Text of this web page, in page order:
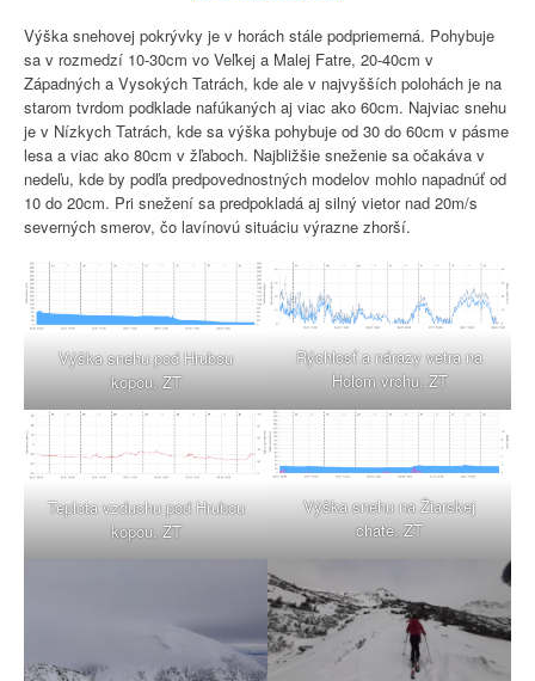
Výška snehovej pokrývky je v horách stále podpriemerná. Pohybuje
sa v rozmedzí 10-30cm vo Veľkej a Malej Fatre, 20-40cm v
Západných a Vysokých Tatrách, kde ale v najvyšších polohách je na
starom tvrdom podklade nafúkaných aj viac ako 60cm. Najviac snehu
je v Nízkych Tatrách, kde sa výška pohybuje od 30 do 60cm v pásme
lesa a viac ako 80cm v žľaboch. Najbližšie sneženie sa očakáva v
nedeľu, kde by podľa predpovednostných modelov mohlo napadnúť od
10 do 20cm. Pri snežení sa predpokladá aj silný vietor nad 20m/s
severných smerov, čo lavínovú situáciu výrazne zhorší.
Výška snehu pod Hrubou
kopou, ZT
Rýchlosť a nárazy vetra na
Holom vrchu, ZT
Teplota vzduchu pod Hrubou
kopou, ZT
Výška snehu na Žiarskej
chate, ZT